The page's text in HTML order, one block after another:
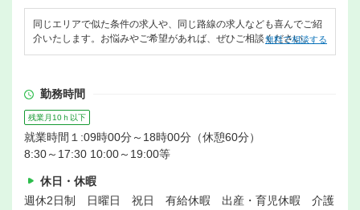
同じエリアで似た条件の求人や、同じ路線の求人なども喜んでご紹
介いたします。お悩みやご希望があれば、ぜひご相談ください。
無料で相談する
勤務時間
残業月10ｈ以下
就業時間１:09時00分～18時00分（休憩60分）
8:30～17:30 10:00～19:00等
休日・休暇
週休2日制 日曜日 祝日 有給休暇 出産・育児休暇 介護